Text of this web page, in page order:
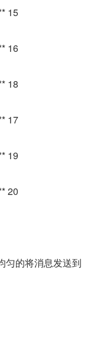
15
16
18
17
19
20
匀的将消息发送到